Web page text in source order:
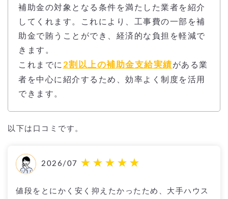
補助金の対象となる条件を満たした業者を紹介
してくれます。これにより、工事費の一部を補
助金で賄うことができ、経済的な負担を軽減で
きます。
これまでに 2割以上の補助金支給実績がある業
者を中心に紹介するため、効率よく制度を活用
できます。
以下は口コミです。
2026/07
値段をとにかく安く抑えたかったため、大手ハウス